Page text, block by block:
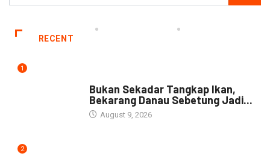
RECENT
1
Bukan Sekadar Tangkap Ikan,
Bekarang Danau Sebetung Jadi...
August 9, 2026
2